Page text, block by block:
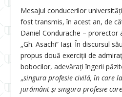
Mesajul conducerilor
fost transmis, în acest an, de
Daniel Condurache – prorector
„Gh. Asachi” Iași. În discursul
propus două exerciții de
bobocilor, adevărați îngerii
„singura profesie civilă, în care
jurământ și singura profesie